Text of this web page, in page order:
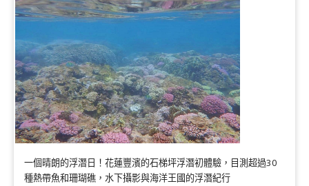
一個晴朗的浮潛日！花蓮豐濱的石梯坪浮潛初體驗，目測超過30
種熱帶魚和珊瑚礁，水下攝影與海洋王國的浮潛紀行